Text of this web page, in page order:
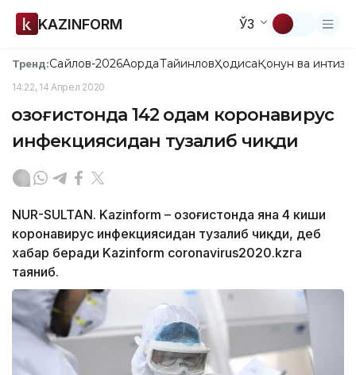
KAZINFORM ЎЗ
Тренд:Сайлов-2026АқордаТайинловҲодисаҚонун ва
14:22, 14 Апрел 2020
Қозоғистонда 142 одам коронавирус
инфекциясидан тузалиб чиқди
NUR-SULTAN. Kazinform – Қозоғистонда яна 4 киши
коронавирус инфекциясидан тузалиб чиқди, деб
хабар беради Kazinform coronavirus2020.kzга
таяниб.